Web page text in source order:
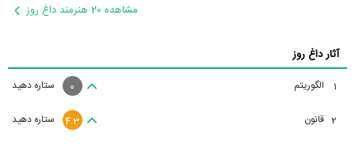
مشاهده 20 هنرمند داغ روز
آثار داغ روز
1 الگوریتم ستاره دهید 0
2 قانون ستاره دهید 4.3